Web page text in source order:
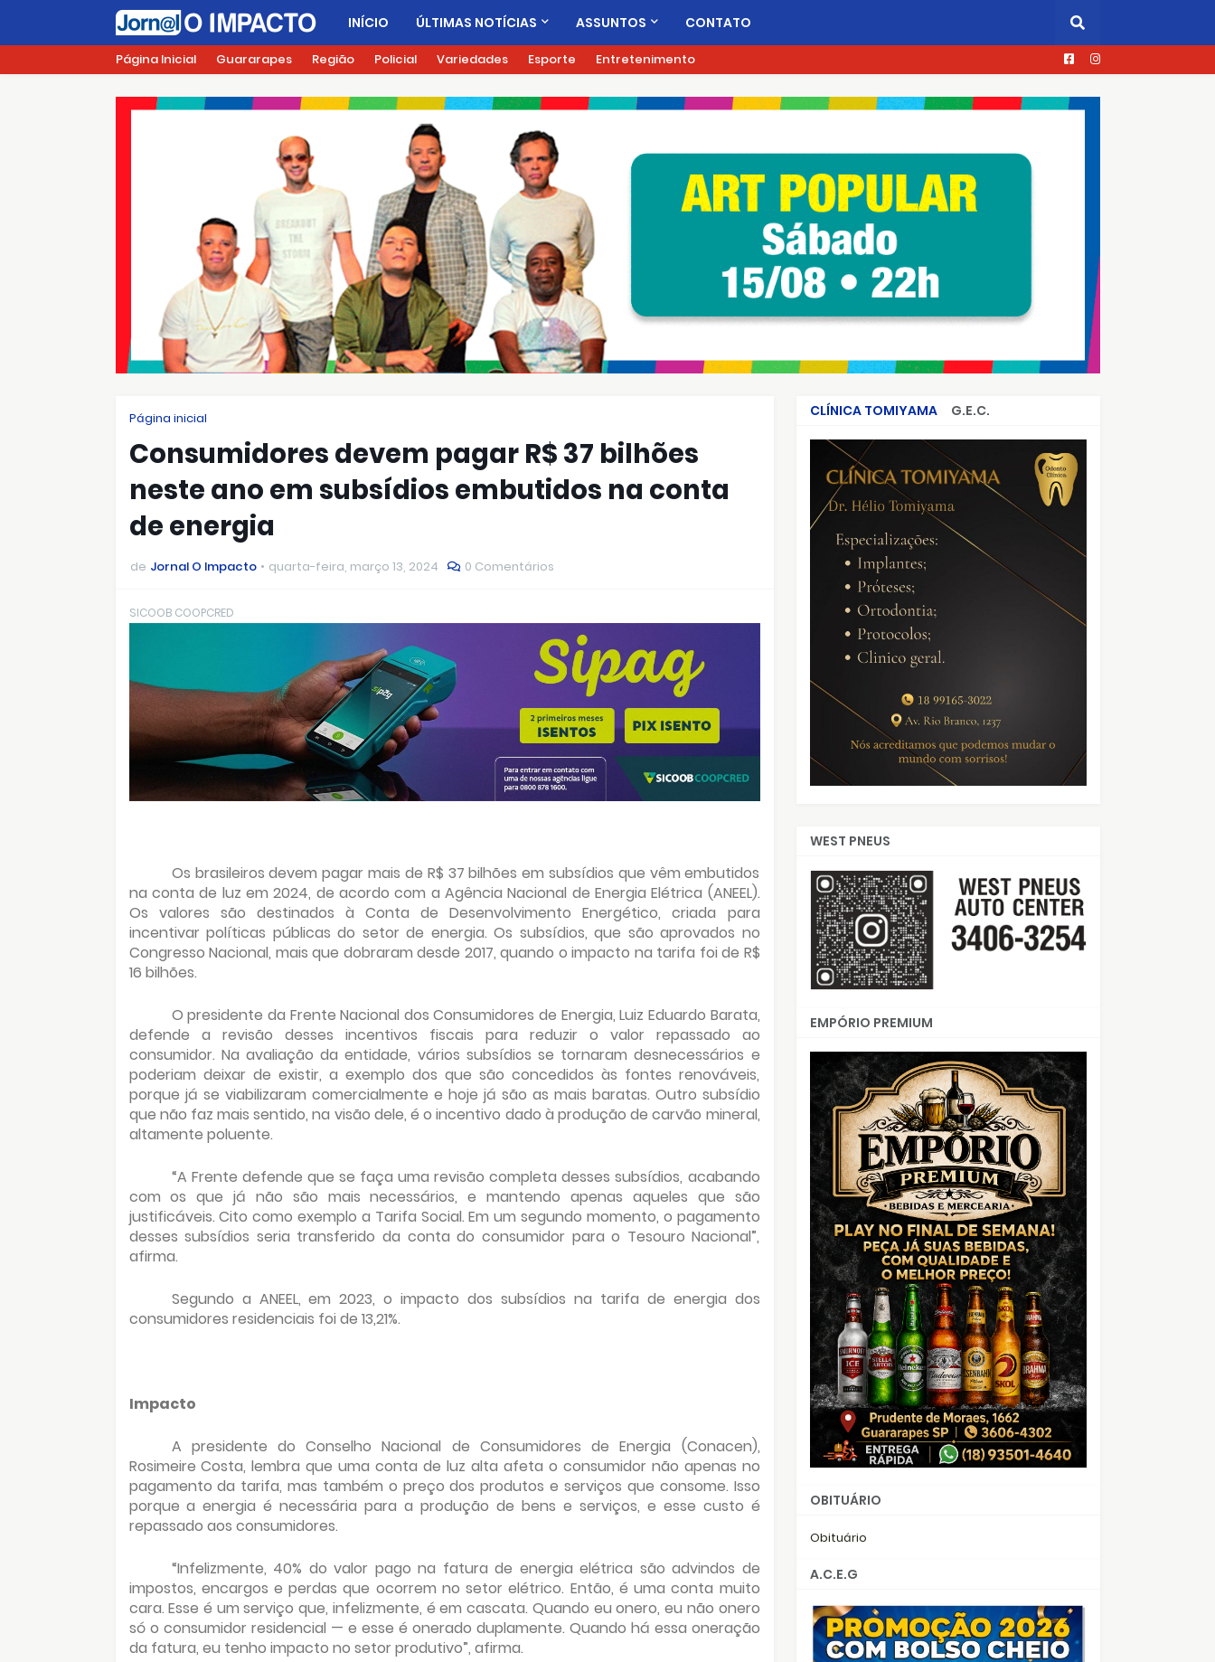
INÍCIO ÚLTIMAS NOTÍCIAS ASSUNTOS CONTATO
Página Inicial Guararapes Região Policial Variedades Esporte Entretenimento
Página inicial
Consumidores devem pagar R$ 37 bilhões
neste ano em subsídios embutidos na conta
de energia
de Jornal O Impacto quarta-feira, março 13, 2024 0 Comentários
SICOOB COOPCRED
Os brasileiros devem pagar mais de R$ 37 bilhões em subsídios que vêm embutidos
na conta de luz em 2024, de acordo com a Agência Nacional de Energia Elétrica (ANEEL).
Os valores são destinados à Conta de Desenvolvimento Energético, criada para
incentivar políticas públicas do setor de energia. Os subsídios, que são aprovados no
Congresso Nacional, mais que dobraram desde 2017, quando o impacto na tarifa foi de R$
16 bilhões.
O presidente da Frente Nacional dos Consumidores de Energia, Luiz Eduardo Barata,
defende a revisão desses incentivos fiscais para reduzir o valor repassado ao
consumidor. Na avaliação da entidade, vários subsídios se tornaram desnecessários e
poderiam deixar de existir, a exemplo dos que são concedidos às fontes renováveis,
porque já se viabilizaram comercialmente e hoje já são as mais baratas. Outro subsídio
que não faz mais sentido, na visão dele, é o incentivo dado à produção de carvão mineral,
altamente poluente.
“A Frente defende que se faça uma revisão completa desses subsídios, acabando
com os que já não são mais necessários, e mantendo apenas aqueles que são
justificáveis. Cito como exemplo a Tarifa Social. Em um segundo momento, o pagamento
desses subsídios seria transferido da conta do consumidor para o Tesouro Nacional”,
afirma.
Segundo a ANEEL, em 2023, o impacto dos subsídios na tarifa de energia dos
consumidores residenciais foi de 13,21%.
Impacto
A presidente do Conselho Nacional de Consumidores de Energia (Conacen),
Rosimeire Costa, lembra que uma conta de luz alta afeta o consumidor não apenas no
pagamento da tarifa, mas também o preço dos produtos e serviços que consome. Isso
porque a energia é necessária para a produção de bens e serviços, e esse custo é
repassado aos consumidores.
“Infelizmente, 40% do valor pago na fatura de energia elétrica são advindos de
impostos, encargos e perdas que ocorrem no setor elétrico. Então, é uma conta muito
cara. Esse é um serviço que, infelizmente, é em cascata. Quando eu onero, eu não onero
só o consumidor residencial — e esse é onerado duplamente. Quando há essa oneração
da fatura, eu tenho impacto no setor produtivo”, afirma.
CLÍNICA TOMIYAMA
G.E.C.
CRIMES QUE ABALARAM O BRASIL
WEST PNEUS
EMPÓRIO PREMIUM
OBITUÁRIO
Obituário
A.C.E.G